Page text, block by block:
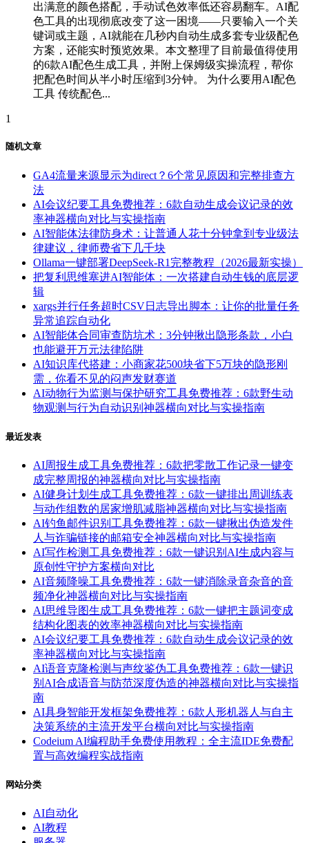
出满意的颜色搭配，手动试色效率低还容易翻车。AI配
色工具的出现彻底改变了这一困境——只要输入一个关
键词或主题，AI就能在几秒内自动生成多套专业级配色
方案，还能实时预览效果。本文整理了目前最值得使用
的6款AI配色生成工具，并附上保姆级实操流程，帮你
把配色时间从半小时压缩到3分钟。 为什么要用AI配色
工具 传统配色...
1
随机文章
GA4流量来源显示为direct？6个常见原因和完整排查方
法
AI会议纪要工具免费推荐：6款自动生成会议记录的效
率神器横向对比与实操指南
AI智能体法律防身术：让普通人花十分钟拿到专业级法
律建议，律师费省下几千块
Ollama一键部署DeepSeek-R1完整教程（2026最新实操）
把复利思维塞进AI智能体：一次搭建自动生钱的底层逻
辑
xargs并行任务超时CSV日志导出脚本：让你的批量任务
异常追踪自动化
AI智能体合同审查防坑术：3分钟揪出隐形条款，小白
也能避开万元法律陷阱
AI知识库代搭建：小商家花500块省下5万块的隐形刚
需，你看不见的闷声发财赛道
AI动物行为监测与保护研究工具免费推荐：6款野生动
物观测与行为自动识别神器横向对比与实操指南
最近发表
AI周报生成工具免费推荐：6款把零散工作记录一键变
成完整周报的神器横向对比与实操指南
AI健身计划生成工具免费推荐：6款一键排出周训练表
与动作组数的居家增肌减脂神器横向对比与实操指南
AI钓鱼邮件识别工具免费推荐：6款一键揪出伪造发件
人与诈骗链接的邮箱安全神器横向对比与实操指南
AI写作检测工具免费推荐：6款一键识别AI生成内容与
原创性守护方案横向对比
AI音频降噪工具免费推荐：6款一键消除录音杂音的音
频净化神器横向对比与实操指南
AI思维导图生成工具免费推荐：6款一键把主题词变成
结构化图表的效率神器横向对比与实操指南
AI会议纪要工具免费推荐：6款自动生成会议记录的效
率神器横向对比与实操指南
AI语音克隆检测与声纹鉴伪工具免费推荐：6款一键识
别AI合成语音与防范深度伪造的神器横向对比与实操指
南
AI具身智能开发框架免费推荐：6款人形机器人与自主
决策系统的主流开发平台横向对比与实操指南
Codeium AI编程助手免费使用教程：全主流IDE免费配
置与高效编程实战指南
网站分类
AI自动化
AI教程